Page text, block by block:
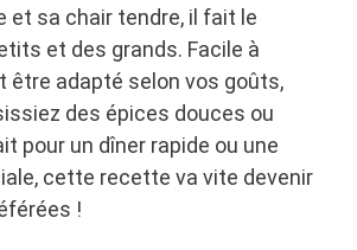
et sa chair tendre, il fait le
et des grands. Facile à
être adapté selon vos goûts,
des épices douces ou
pour un dîner rapide ou une
cette recette va vite devenir
!